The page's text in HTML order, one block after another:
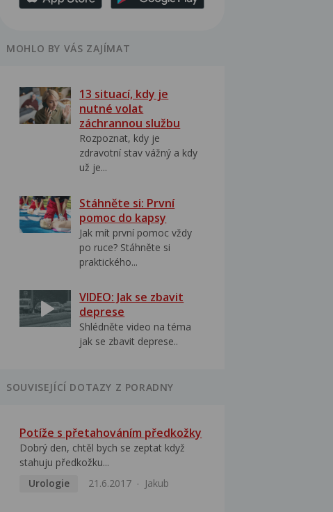
MOHLO BY VÁS ZAJÍMAT
13 situací, kdy je
nutné volat
záchrannou službu
Rozpoznat, kdy je
zdravotní stav vážný a kdy
už je...
Stáhněte si: První
pomoc do kapsy
Jak mít první pomoc vždy
po ruce? Stáhněte si
praktického...
VIDEO: Jak se zbavit
deprese
Shlédněte video na téma
jak se zbavit deprese..
SOUVISEJÍCÍ DOTAZY Z PORADNY
Potíže s přetahováním předkožky
Dobrý den, chtěl bych se zeptat když
stahuju předkožku...
Urologie
21.6.2017 Jakub